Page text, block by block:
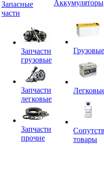
Запасные
части
Запчасти
грузовые
Запчасти
легковые
Запчасти
прочие
Аккумуляторы
Грузовые
товары